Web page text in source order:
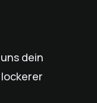
dein